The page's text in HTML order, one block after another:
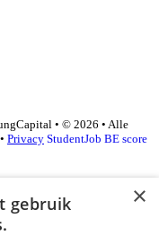
• © 2026 • Alle
• Privacy StudentJob BE score
×
gebruik